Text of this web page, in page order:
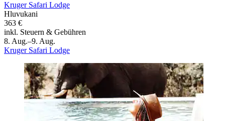
Kruger Safari Lodge
Hluvukani
363 €
inkl. Steuern & Gebühren
8. Aug.–9. Aug.
Kruger Safari Lodge